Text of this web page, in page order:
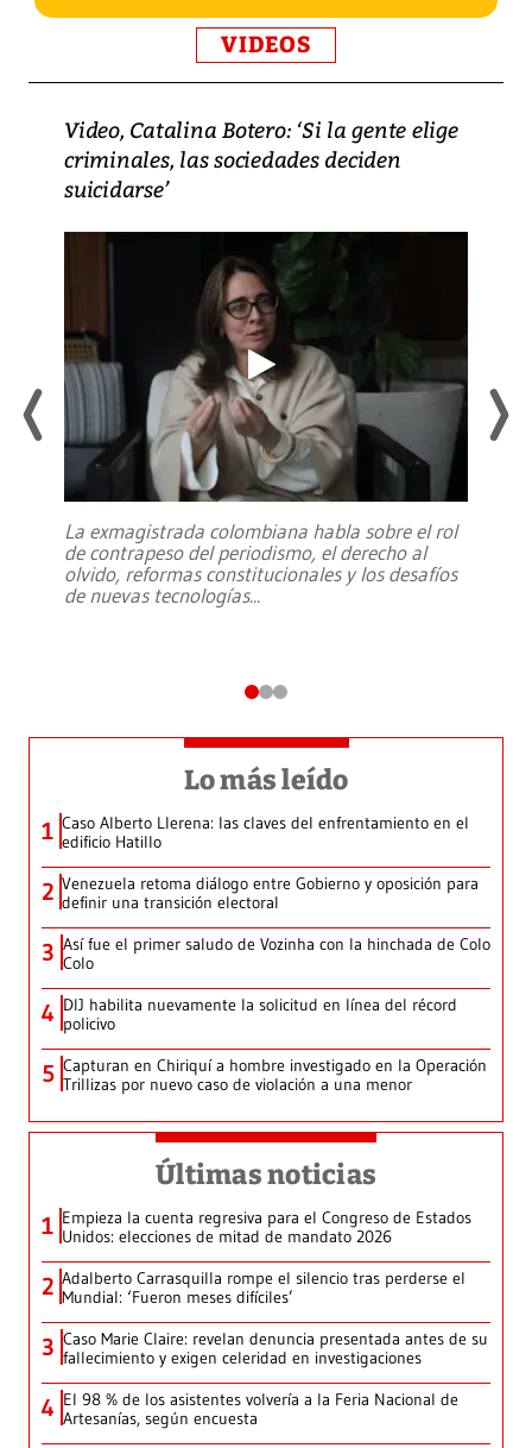
VIDEOS
Video, Catalina Botero: ‘Si la gente elige
criminales, las sociedades deciden
suicidarse’
La exmagistrada colombiana habla sobre el rol
de contrapeso del periodismo, el derecho al
olvido, reformas constitucionales y los desafíos
de nuevas tecnologías...
Lo más leído
1 Caso Alberto Llerena: las claves del enfrentamiento en el
edificio Hatillo
2 Venezuela retoma diálogo entre Gobierno y oposición para
definir una transición electoral
3 Así fue el primer saludo de Vozinha con la hinchada de Colo
Colo
4 DIJ habilita nuevamente la solicitud en línea del récord
policivo
5 Capturan en Chiriquí a hombre investigado en la Operación
Trillizas por nuevo caso de violación a una menor
Últimas noticias
1 Empieza la cuenta regresiva para el Congreso de Estados
Unidos: elecciones de mitad de mandato 2026
2 Adalberto Carrasquilla rompe el silencio tras perderse el
Mundial: ‘Fueron meses difíciles’
3 Caso Marie Claire: revelan denuncia presentada antes de su
fallecimiento y exigen celeridad en investigaciones
4 El 98 % de los asistentes volvería a la Feria Nacional de
Artesanías, según encuesta